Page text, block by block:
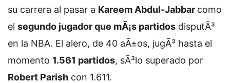
su carrera al pasar a Kareem Abdul-Jabbar como
el segundo jugador que mÃ¡s partidos disputÃ³
en la NBA. El alero, de 40 aÃ±os, jugÃ³ hasta el
momento 1.561 partidos, sÃ³lo superado por
Robert Parish con 1.611.